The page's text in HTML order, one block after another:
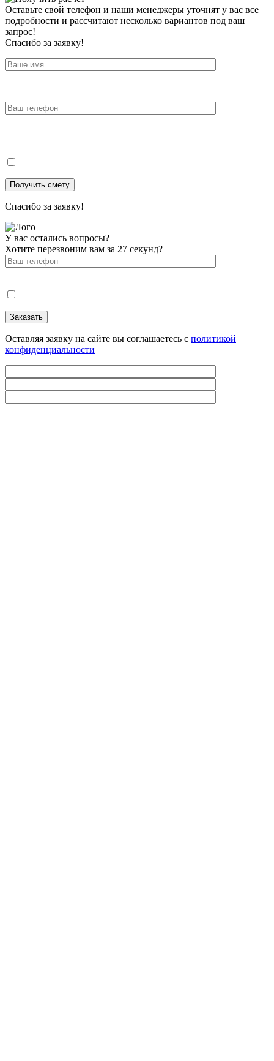
Оставьте свой телефон и наши менеджеры уточнят у вас все
подробности и рассчитают несколько вариантов под ваш
запрос!
Спасибо за заявку!
Спасибо за заявку!
У вас остались вопросы?
Хотите перезвоним вам за 27 секунд?
Оставляя заявку на сайте вы соглашаетесь с политикой
конфиденциальности